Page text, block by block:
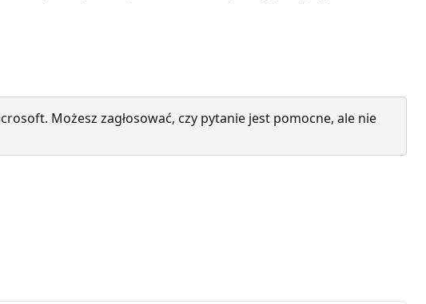
Możesz zagłosować, czy pytanie jest pomocne, ale nie